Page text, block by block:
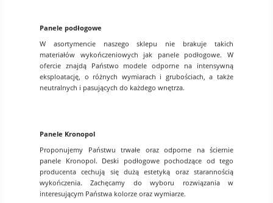
Panele podłogowe
W asortymencie naszego sklepu nie brakuje takich
materiałów wykończeniowych jak panele podłogowe. W
ofercie znajdą Państwo modele odporne na intensywną
eksploatację, o różnych wymiarach i grubościach, a także
neutralnych i pasujących do każdego wnętrza.
Panele Kronopol
Proponujemy Państwu trwałe oraz odporne na ściernie
panele Kronopol. Deski podłogowe pochodzące od tego
producenta cechują się dużą estetyką oraz starannością
wykończenia. Zachęcamy do wyboru rozwiązania w
interesującym Państwa kolorze oraz wymiarze.